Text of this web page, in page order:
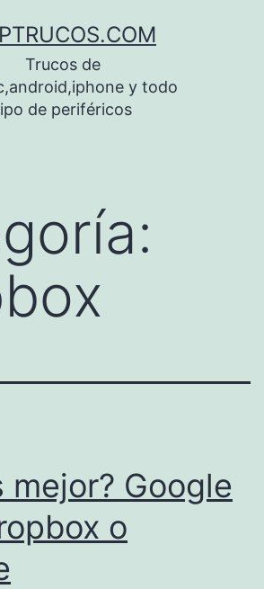
Trucos de
y todo
de periféricos
mejor? Google
o